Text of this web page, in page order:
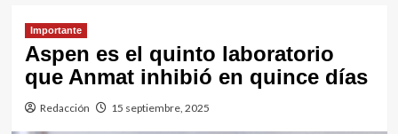
Importante
Aspen es el quinto laboratorio
que Anmat inhibió en quince días
Redacción 15 septiembre, 2025